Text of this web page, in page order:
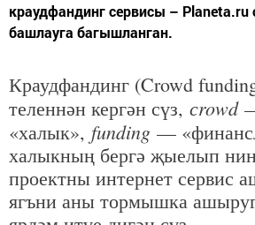
краудфандинг сервисы –
башлауга багышланган.
Краудфандинг (Crowd
теленнән кергән сүз, сrowd
«халык», funding —
халыкның бергә җыелып
проектны интернет сервис
ягъни аны тормышка